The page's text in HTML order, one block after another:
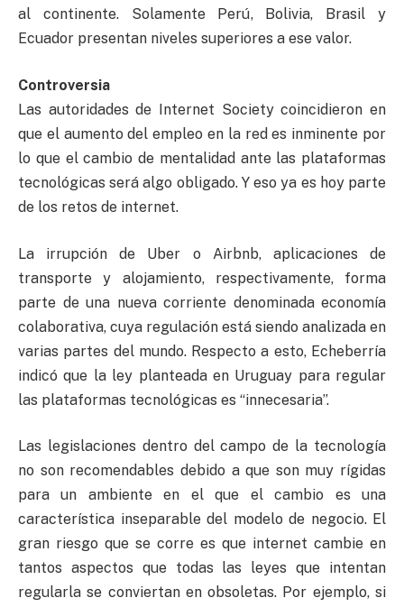
al continente. Solamente Perú, Bolivia, Brasil y
Ecuador presentan niveles superiores a ese valor.
Controversia
Las autoridades de Internet Society coincidieron en
que el aumento del empleo en la red es inminente por
lo que el cambio de mentalidad ante las plataformas
tecnológicas será algo obligado. Y eso ya es hoy parte
de los retos de internet.
La irrupción de Uber o Airbnb, aplicaciones de
transporte y alojamiento, respectivamente, forma
parte de una nueva corriente denominada economía
colaborativa, cuya regulación está siendo analizada en
varias partes del mundo. Respecto a esto, Echeberría
indicó que la ley planteada en Uruguay para regular
las plataformas tecnológicas es “innecesaria”.
Las legislaciones dentro del campo de la tecnología
no son recomendables debido a que son muy rígidas
para un ambiente en el que el cambio es una
característica inseparable del modelo de negocio. El
gran riesgo que se corre es que internet cambie en
tantos aspectos que todas las leyes que intentan
regularla se conviertan en obsoletas. Por ejemplo, si